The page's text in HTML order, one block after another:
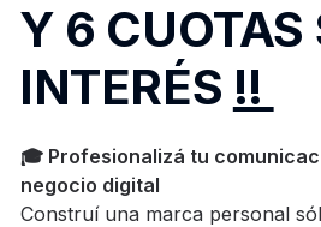
Y 6 CUOTAS
INTERÉS !!
🎓 Profesionalizá tu
negocio digital
Construí una marca personal